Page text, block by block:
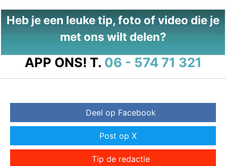
Heb je een leuke tip, foto of video die je
met ons wilt delen?
APP ONS! T. 06 - 574 71 321
Deel op Facebook
Post op X
Tip de redactie